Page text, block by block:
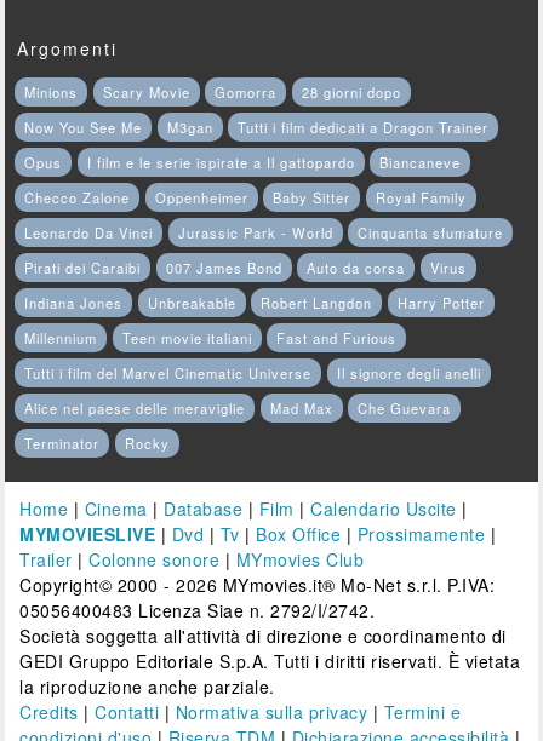
Argomenti
Minions Scary Movie Gomorra
28 giorni dopo
Now You See Me
M3gan
Tutti i film dedicati a Dragon Trainer
Opus
I film e le serie ispirate a Il gattopardo
Biancaneve
Checco Zalone
Oppenheimer Baby Sitter
Royal Family
Leonardo Da Vinci
Jurassic Park - World
Cinquanta sfumature
Pirati dei Caraibi
007 James Bond Auto da corsa
Virus
Indiana Jones
Unbreakable Robert Langdon
Harry Potter
Millennium
Teen movie italiani
Fast and Furious
Tutti i film del Marvel Cinematic Universe
Il signore degli anelli
Alice nel paese delle meraviglie
Mad Max
Che Guevara
Terminator
Rocky
Home | Cinema | Database | Film |Calendario Uscite |
MYMOVIESLIVE | Dvd | Tv | Box Office | Prossimamente |
Trailer |Colonne sonore | MYmovies Club
Copyright© 2000 - 2026 MYmovies.it® Mo-Net s.r.l. P.IVA:
05056400483 Licenza Siae n. 2792/I/2742.
Società soggetta all'attività di direzione e coordinamento di
GEDI Gruppo Editoriale S.p.A. Tutti i diritti riservati. È vietata
la riproduzione anche parziale.
Credits |Contatti | Normativa sulla privacy | Termini e